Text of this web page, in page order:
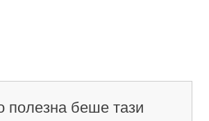
полезна беше тази